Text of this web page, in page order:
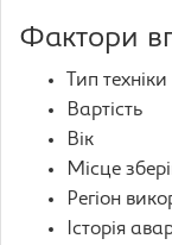
Фактори
Тип
Вартість
Вік
Місце
Регіон
Історія